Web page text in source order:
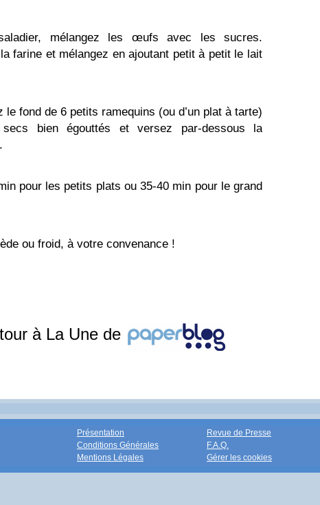
mélangez les œufs avec les sucres.
farine et mélangez en ajoutant petit à petit le lait
le fond de 6 petits ramequins (ou d’un plat à tarte)
bien égouttés et versez par-dessous la
pour les petits plats ou 35-40 min pour le grand
ou froid, à votre convenance !
à La Une de
Présentation
Conditions Générales
Mentions Légales
Revue de Presse
F.A.Q.
Gérer les cookies